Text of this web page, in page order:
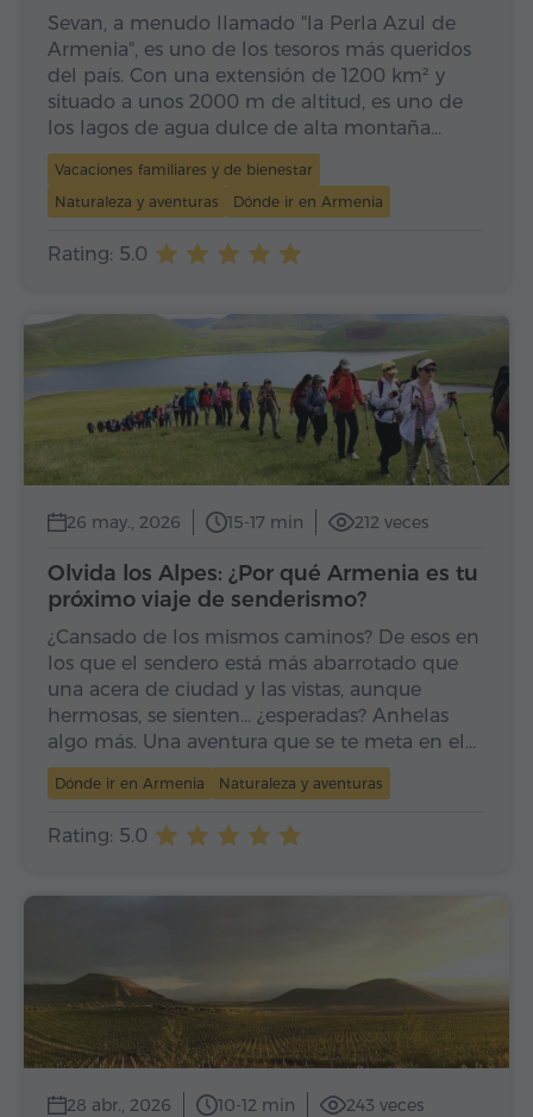
Sevan, a menudo llamado "la Perla Azul de
Armenia", es uno de los tesoros más queridos
del país. Con una extensión de 1200 km² y
situado a unos 2000 m de altitud, es uno de
los lagos de agua dulce de alta montaña…
Vacaciones familiares y de bienestar
Naturaleza y aventuras
Dónde ir en Armenia
Rating: 5.0
26 may., 2026 15-17 min 212 veces
Olvida los Alpes: ¿Por qué Armenia es tu
próximo viaje de senderismo?
¿Cansado de los mismos caminos? De esos en
los que el sendero está más abarrotado que
una acera de ciudad y las vistas, aunque
hermosas, se sienten… ¿esperadas? Anhelas
algo más. Una aventura que se te meta en el…
Dónde ir en Armenia Naturaleza y aventuras
Rating: 5.0
28 abr., 2026 10-12 min 243 veces